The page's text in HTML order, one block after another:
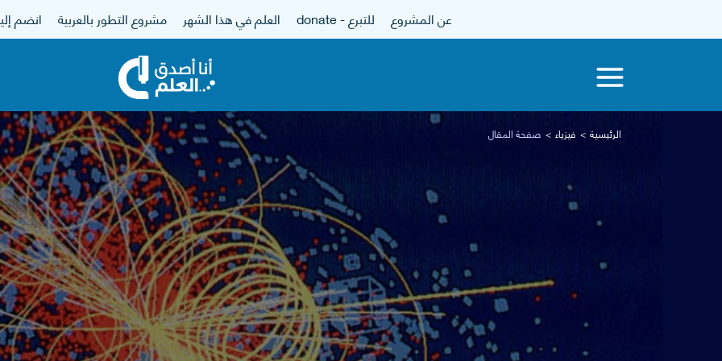
عن المشروع للتبرع - donate العلم في هذا الشهر مشروع التطور بالعربية انضم
الرئيسية فيزياء صفحة المقال